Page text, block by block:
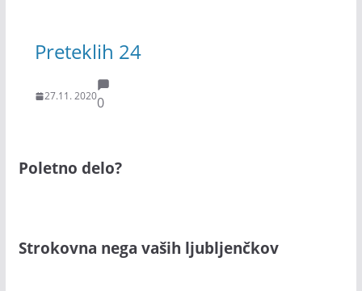
Preteklih 24
27.11. 20200
Poletno delo?
Strokovna nega vaših ljubljenčkov